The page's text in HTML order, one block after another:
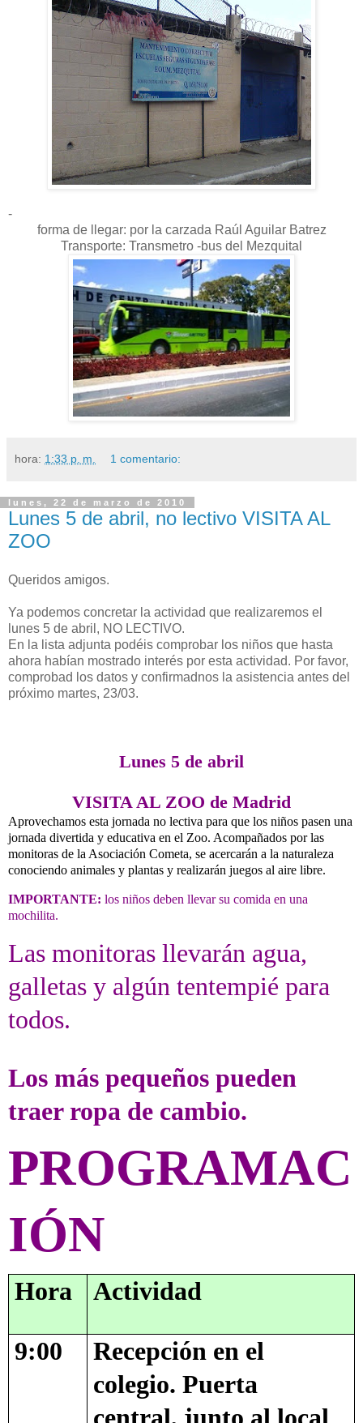
-
forma de llegar: por la carzada Raúl Aguilar Batrez
Transporte: Transmetro -bus del Mezquital
hora: 1:33 p. m. 1 comentario:
lunes, 22 de marzo de 2010
Lunes 5 de abril, no lectivo VISITA AL
ZOO
Queridos amigos.
Ya podemos concretar la actividad que realizaremos el
lunes 5 de abril, NO LECTIVO.
En la lista adjunta podéis comprobar los niños que hasta
ahora habían mostrado interés por esta actividad. Por favor,
comprobad los datos y confirmadnos la asistencia antes del
próximo martes, 23/03.
Lunes 5 de abril
VISITA AL ZOO de Madrid
Aprovechamos esta jornada no lectiva para que los niños pasen una
jornada divertida y educativa en el Zoo. Acompañados por las
monitoras de la Asociación Cometa, se acercarán a la naturaleza
conociendo animales y plantas y realizarán juegos al aire libre.
IMPORTANTE: los niños deben llevar su comida en una
mochilita.
Las monitoras llevarán agua,
galletas y algún tentempié para
todos.
Los más pequeños pueden
traer ropa de cambio.
PROGRAMAC
IÓN
Hora Actividad
9:00
Recepción en el
colegio. Puerta